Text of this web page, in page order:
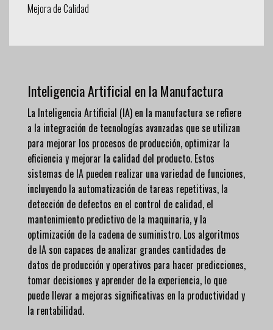
Mejora de Calidad
Inteligencia Artificial en la Manufactura
La Inteligencia Artificial (IA) en la manufactura se refiere
a la integración de tecnologías avanzadas que se utilizan
para mejorar los procesos de producción, optimizar la
eficiencia y mejorar la calidad del producto. Estos
sistemas de IA pueden realizar una variedad de funciones,
incluyendo la automatización de tareas repetitivas, la
detección de defectos en el control de calidad, el
mantenimiento predictivo de la maquinaria, y la
optimización de la cadena de suministro. Los algoritmos
de IA son capaces de analizar grandes cantidades de
datos de producción y operativos para hacer predicciones,
tomar decisiones y aprender de la experiencia, lo que
puede llevar a mejoras significativas en la productividad y
la rentabilidad.